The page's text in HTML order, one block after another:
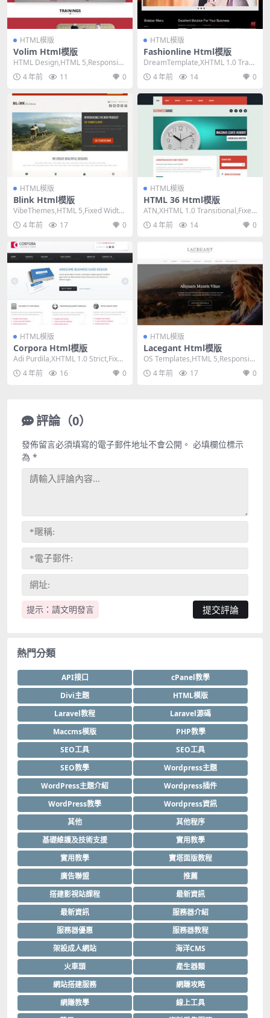
HTML模版
Volim Html模版
HTML Design,HTML 5,Responsiv
e, 4 Columns...
4 年前 11 0
HTML模版
Fashionline Html模版
DreamTemplate,XHTML 1.0 Trans
itional,Fix...
4 年前 14 0
HTML模版
Blink Html模版
VibeThemes,HTML 5,Fixed Width,
1 Column,...
4 年前 17 0
HTML模版
HTML 36 Html模版
ATN,XHTML 1.0 Transitional,Fixed
Width, ...
4 年前 14 0
HTML模版
Corpora Html模版
Adi Purdila,XHTML 1.0 Strict,Fixed
Width...
4 年前 16 0
HTML模版
Lacegant Html模版
OS Templates,HTML 5,Responsiv
e, 4 Column...
4 年前 17 0
評論（0）
提示：請文明發言
發佈留言必須填寫的電子郵件地址不會公開。 必填欄位標示
為 *
熱門分類
API接口
cPanel教學
Divi主題
HTML模版
Laravel教程
Laravel源碼
Maccms模版
PHP教學
SEO工具
SEO工具
SEO教學
Wordpress主題
WordPress主題介紹
Wordpress插件
WordPress教學
Wordpress資訊
其他
其他程序
基礎維護及技術支援
實用教學
實用教學
寶塔面版教程
廣告聯盟
推薦
搭建影視站課程
最新資訊
最新資訊
服務器介紹
服務器優惠
服務器教程
架設成人網站
海洋CMS
火車頭
產生器類
網站搭建服務
網賺攻略
網賺教學
線上工具